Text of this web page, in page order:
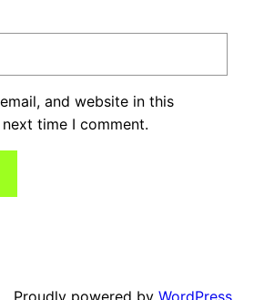
and website in this
time I comment.